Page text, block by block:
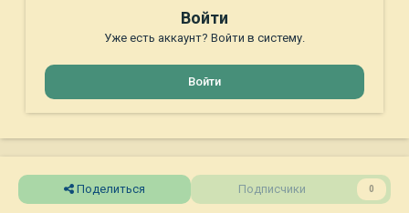
Войти
Уже есть аккаунт? Войти в систему.
Войти
Поделиться Подписчики 0